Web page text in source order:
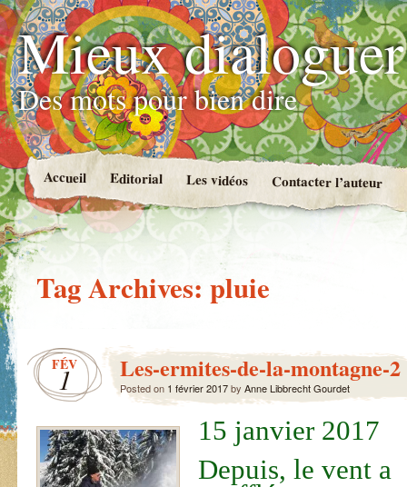
Mieux dialoguer
Des mots pour bien dire
Accueil Editorial Les vidéos Contacter l’auteur
Tag Archives: pluie
FÉV
1 Les-ermites-de-la-montagne-2
Posted on 1 février 2017by Anne Libbrecht Gourdet
15 janvier 2017
Depuis, le vent a